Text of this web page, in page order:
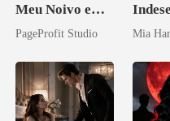
Meu Noivo e
Casei com o
Inimigo Dele
PageProfit Studio
Máfia
Mia